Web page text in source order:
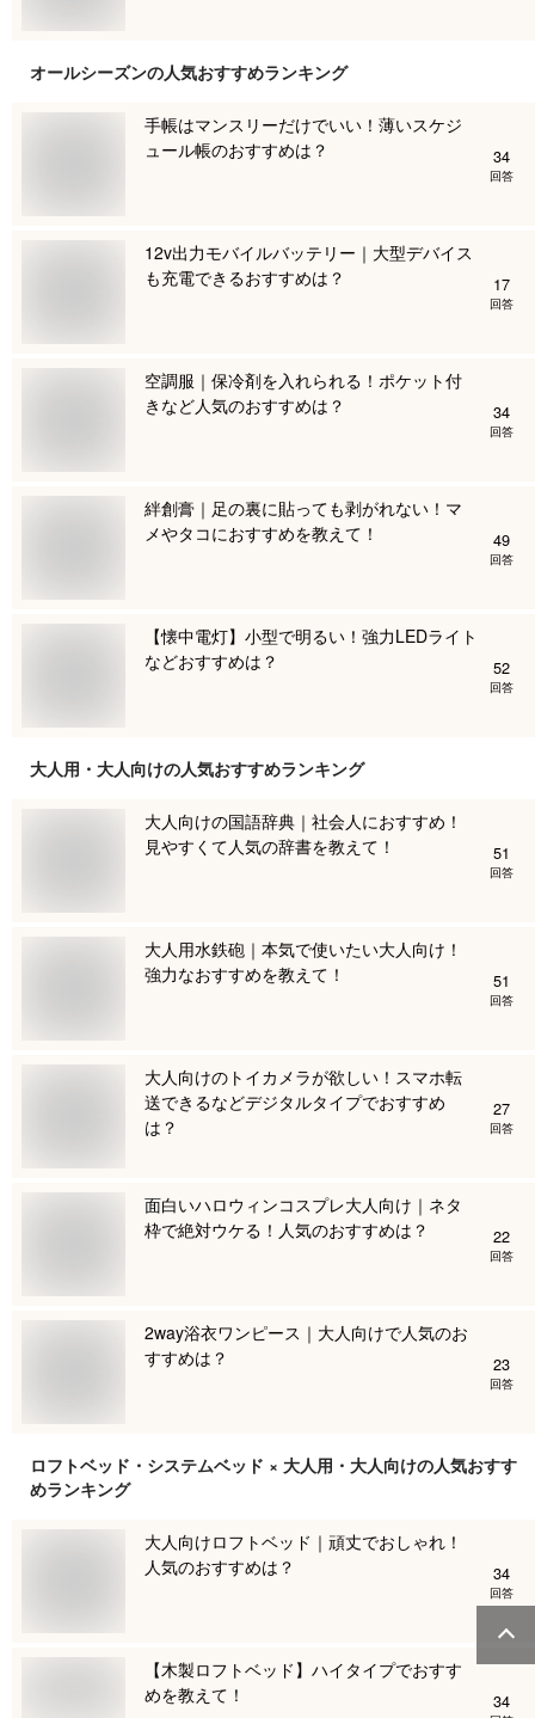
オールシーズンの人気おすすめランキング
手帳はマンスリーだけでいい！薄いスケジ
ュール帳のおすすめは？
34
回答
12v出力モバイルバッテリー｜大型デバイス
も充電できるおすすめは？
17
回答
空調服｜保冷剤を入れられる！ポケット付
きなど人気のおすすめは？
34
回答
絆創膏｜足の裏に貼っても剥がれない！マ
メやタコにおすすめを教えて！
49
回答
【懐中電灯】小型で明るい！強力LEDライト
などおすすめは？
52
回答
大人用・大人向けの人気おすすめランキング
大人向けの国語辞典｜社会人におすすめ！
見やすくて人気の辞書を教えて！
51
回答
大人用水鉄砲｜本気で使いたい大人向け！
強力なおすすめを教えて！
51
回答
大人向けのトイカメラが欲しい！スマホ転
送できるなどデジタルタイプでおすすめ
は？
27
回答
面白いハロウィンコスプレ大人向け｜ネタ
枠で絶対ウケる！人気のおすすめは？
22
回答
2way浴衣ワンピース｜大人向けで人気のお
すすめは？
23
回答
ロフトベッド・システムベッド × 大人用・大人向けの人気おすす
めランキング
大人向けロフトベッド｜頑丈でおしゃれ！
人気のおすすめは？
34
回答
【木製ロフトベッド】ハイタイプでおすす
めを教えて！
34